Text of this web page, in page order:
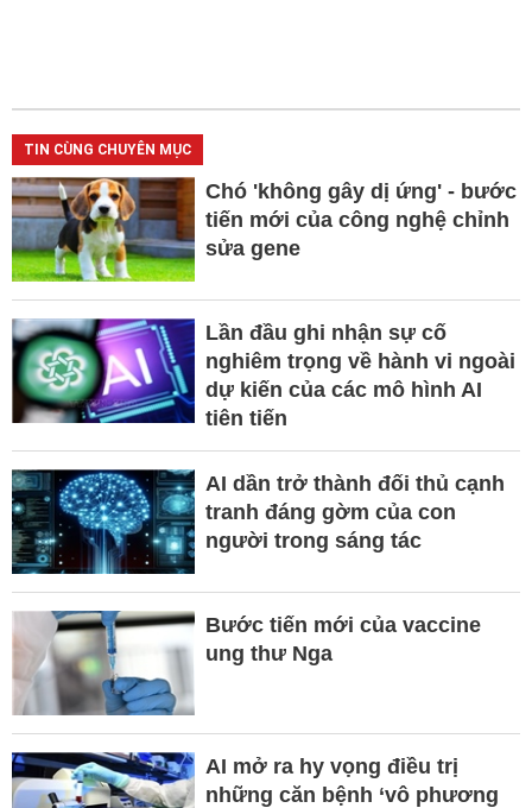
TIN CÙNG CHUYÊN MỤC
Chó 'không gây dị ứng' - bước
tiến mới của công nghệ chỉnh
sửa gene
Lần đầu ghi nhận sự cố
nghiêm trọng về hành vi ngoài
dự kiến của các mô hình AI
tiên tiến
AI dần trở thành đối thủ cạnh
tranh đáng gờm của con
người trong sáng tác
Bước tiến mới của vaccine
ung thư Nga
AI mở ra hy vọng điều trị
những căn bệnh ‘vô phương